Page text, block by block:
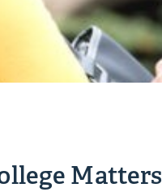
Matters